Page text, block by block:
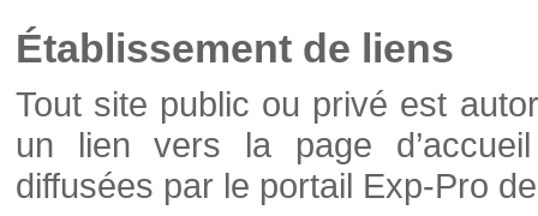
Établissement de liens
Tout site public ou privé est
un lien vers la page
diffusées par le portail Exp-Pro